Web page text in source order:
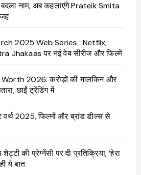
नाम, अब कहलाएंगे Prateik Smita
2025 Web Series : Netflix,
Jhakaas पर नई वेब सीरीज और फिल्में
2026: करोड़ों की मालकिन और
छाईं ट्रेंडिंग में
वर्थ 2025, फिल्मों और ब्रांड डील्स से
की प्रेग्नेंसी पर दी प्रतिक्रिया, ‘हेरा
ये बात